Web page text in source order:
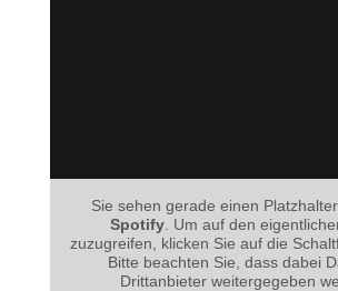
Sie sehen gerade einen
Spotify. Um auf den
zuzugreifen, klicken Sie auf die
Bitte beachten Sie, dass dabei
Drittanbieter weitergegeben